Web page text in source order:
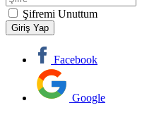
Şifremi Unuttum
Facebook
Google